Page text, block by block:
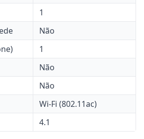
1
Não
1
Não
Não
Wi-Fi (802.11ac)
4.1